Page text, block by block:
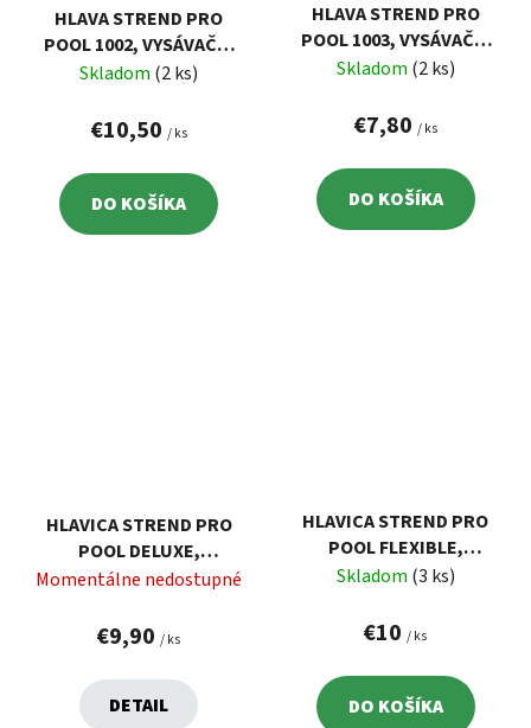
HLAVA STREND PRO
POOL 1002, VYSÁVAČA,
DELUXE TRIANGEL
Skladom (2 ks)
€10,50 / ks
DO KOŠÍKA
HLAVA STREND PRO
POOL 1003, VYSÁVAČA,
TRIANGEL
Skladom (2 ks)
€7,80 / ks
DO KOŠÍKA
HLAVICA STREND PRO
POOL DELUXE,
VYSÁVACIA, BAZÉNOVÁ,
Momentálne nedostupné
€9,90 / ks
DETAIL
HLAVICA STREND PRO
POOL FLEXIBLE,
VYSÁVACIA, BAZÉNOVÁ
Skladom (3 ks)
€10 / ks
DO KOŠÍKA